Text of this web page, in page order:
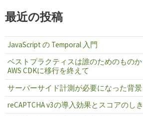
最近の投稿
JavaScript の Temporal 入門
ベストプラクティスは誰のためのものか
AWS CDKに移行を終えて
サーバーサイド計測が必要になった背景
reCAPTCHA v3の導入効果とスコアのし